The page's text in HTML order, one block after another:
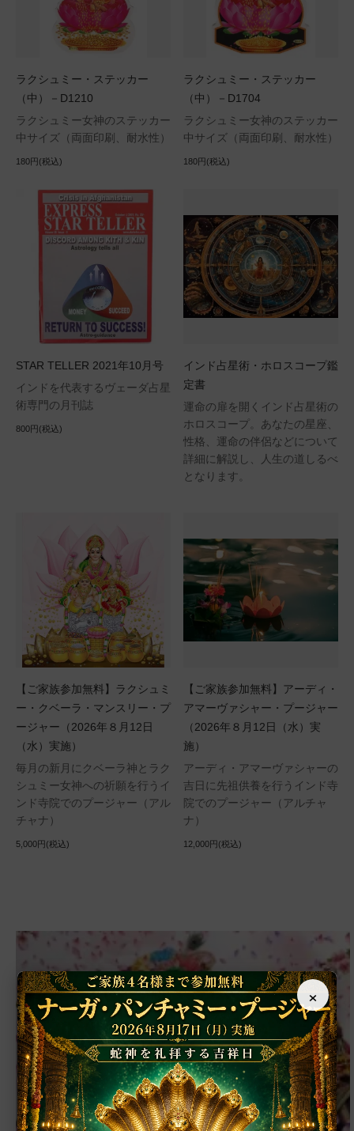
ラクシュミー・ステッカー
（中）－D1210
ラクシュミー女神のステッカー
中サイズ（両面印刷、耐水性）
180円(税込)
ラクシュミー・ステッカー
（中）－D1704
ラクシュミー女神のステッカー
中サイズ（両面印刷、耐水性）
180円(税込)
STAR TELLER 2021年10月号
インドを代表するヴェーダ占星
術専門の月刊誌
800円(税込)
インド占星術・ホロスコープ鑑
定書
運命の扉を開くインド占星術の
ホロスコープ。あなたの星座、
性格、運命の伴侶などについて
詳細に解説し、人生の道しるべ
となります。
【ご家族参加無料】ラクシュミ
ー・クベーラ・マンスリー・プ
ージャー（2026年８月12日
（水）実施）
毎月の新月にクベーラ神とラク
シュミー女神への祈願を行うイ
ンド寺院でのプージャー（アル
チャナ）
5,000円(税込)
【ご家族参加無料】アーディ・
アマーヴァシャー・プージャー
（2026年８月12日（水）実
施）
アーディ・アマーヴァシャーの
吉日に先祖供養を行うインド寺
院でのプージャー（アルチャ
ナ）
12,000円(税込)
×